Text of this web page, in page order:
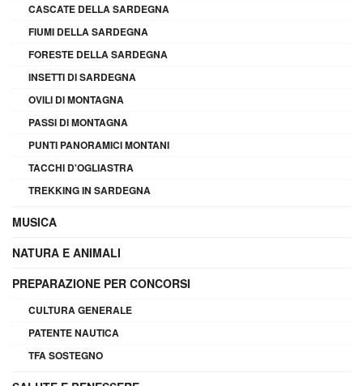
CASCATE DELLA SARDEGNA
FIUMI DELLA SARDEGNA
FORESTE DELLA SARDEGNA
INSETTI DI SARDEGNA
OVILI DI MONTAGNA
PASSI DI MONTAGNA
PUNTI PANORAMICI MONTANI
TACCHI D'OGLIASTRA
TREKKING IN SARDEGNA
MUSICA
NATURA E ANIMALI
PREPARAZIONE PER CONCORSI
CULTURA GENERALE
PATENTE NAUTICA
TFA SOSTEGNO